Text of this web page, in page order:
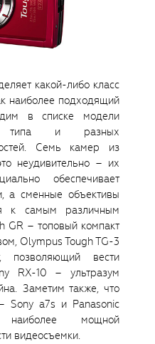
какой-либо класс
наиболее подходящий
в списке модели
типа и разных
Семь камер из
неудивительно – их
обеспечивает
а сменные объективы
к самым различным
GR – топовый компакт
Olympus Tough TG-3
позволяющий вести
RX-10 – ультразум
Заметим также, что
Sony a7s и Panasonic
мощной
видеосъемки.